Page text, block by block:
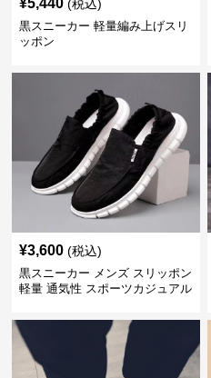
¥5,440 (税込)
黒スニーカー 軽量編み上げスリ
ッポン
¥3,600 (税込)
黒スニーカー メンズ スリッポン
軽量 通気性 スポーツカジュアル